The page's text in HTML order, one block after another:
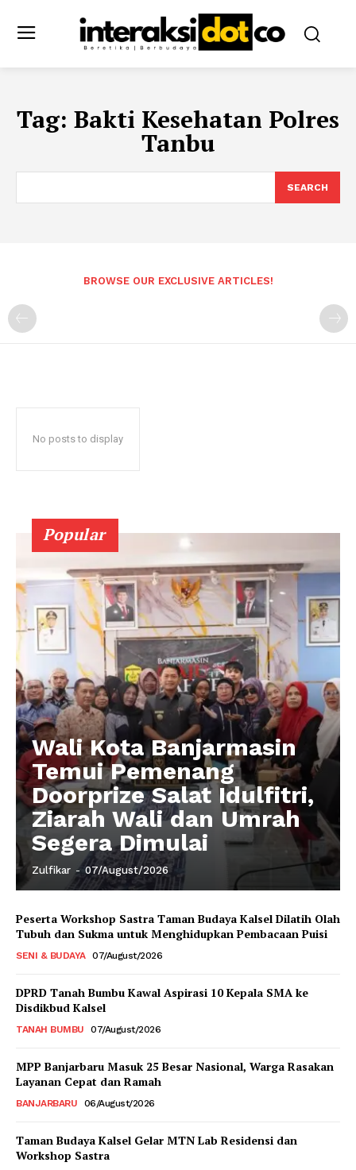
Tag: Bakti Kesehatan Polres
Tanbu
SEARCH
BROWSE OUR EXCLUSIVE ARTICLES!
No posts to display
Popular
Wali Kota Banjarmasin
Temui Pemenang
Doorprize Salat Idulfitri,
Ziarah Wali dan Umrah
Segera Dimulai
Zulfikar - 07/August/2026
Peserta Workshop Sastra Taman Budaya Kalsel Dilatih Olah
Tubuh dan Sukma untuk Menghidupkan Pembacaan Puisi
SENI & BUDAYA 07/August/2026
DPRD Tanah Bumbu Kawal Aspirasi 10 Kepala SMA ke
Disdikbud Kalsel
TANAH BUMBU 07/August/2026
MPP Banjarbaru Masuk 25 Besar Nasional, Warga Rasakan
Layanan Cepat dan Ramah
BANJARBARU 06/August/2026
Taman Budaya Kalsel Gelar MTN Lab Residensi dan
Workshop Sastra